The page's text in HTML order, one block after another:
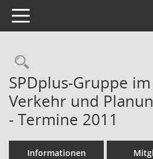
Toggle navigation
Rechercheauswahl
SPDplus-Gruppe
Verkehr und
- Termine 2011
Informationen